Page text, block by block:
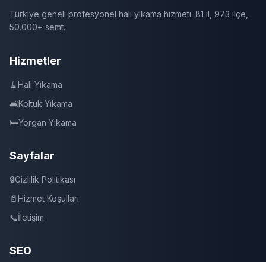
Türkiye geneli profesyonel halı yıkama hizmeti. 81 il, 973 ilçe,
50.000+ semt.
Hizmetler
🧹Halı Yıkama
🛋️Koltuk Yıkama
🛏️Yorgan Yıkama
Sayfalar
🔒Gizlilik Politikası
📄Hizmet Koşulları
📞İletişim
SEO